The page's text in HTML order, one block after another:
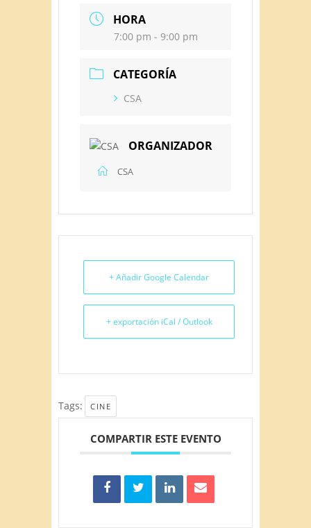
HORA
7:00 pm - 9:00 pm
CATEGORÍA
CSA
ORGANIZADOR
CSA
+ Añadir Google Calendar
+ exportación iCal / Outlook
Tags: CINE
COMPARTIR ESTE EVENTO